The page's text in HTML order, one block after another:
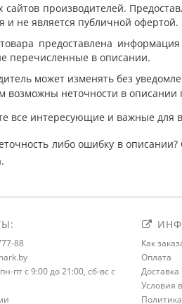
производителей.
и не является публичной офертой.
предоставлена
перечисленные в описании.
может изменять без
возможны неточности в описании
все интересующие и важные для
либо ошибку в
88
пт с 9:00 до 21:00, сб-вс с
Как
Оплата
Доставка
Условия